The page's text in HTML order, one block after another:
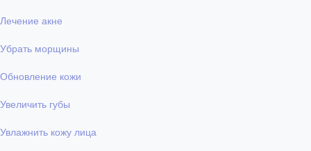
Лечение акне
Убрать морщины
Обновление кожи
Увеличить губы
Увлажнить кожу лица